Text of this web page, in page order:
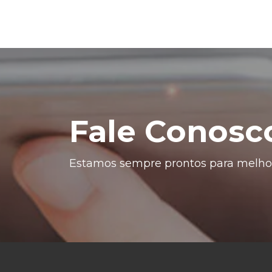
Fale
Estamos sempre prontos para